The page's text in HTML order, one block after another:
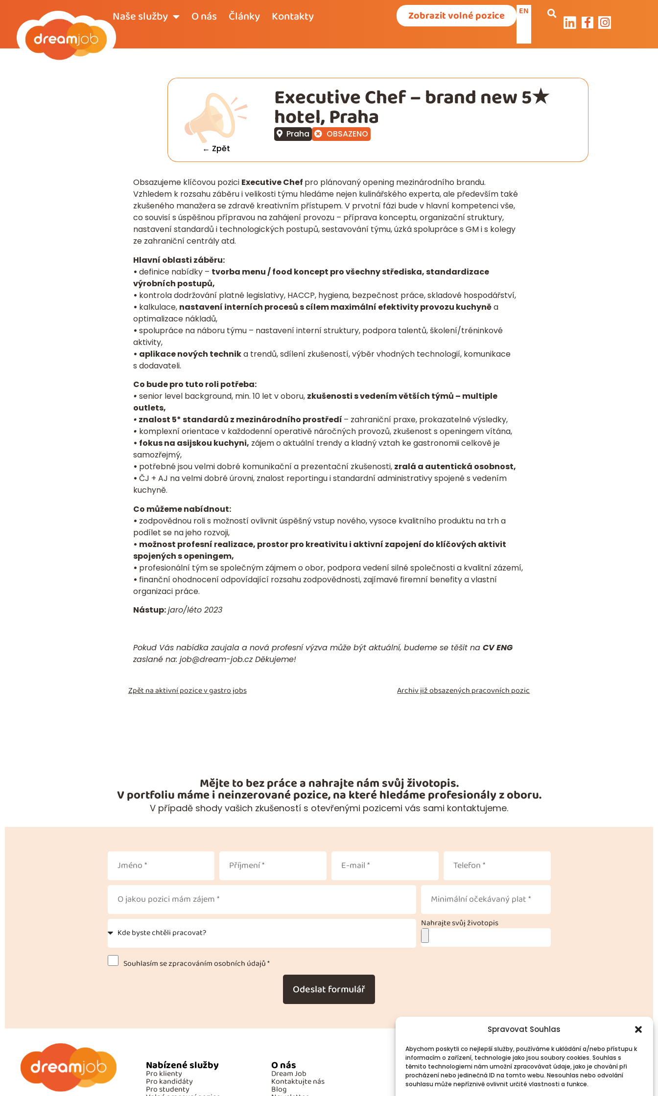
Spravovat Souhlas
Abychom poskytli co nejlepší služby, používáme k ukládání a/nebo přístupu k
informacím o zařízení, technologie jako jsou soubory cookies. Souhlas s
těmito technologiemi nám umožní zpracovávat údaje, jako je chování při
procházení nebo jedinečná ID na tomto webu. Nesouhlas nebo odvolání
souhlasu může nepříznivě ovlivnit určité vlastnosti a funkce.
Naše služby O nás Články Kontakty Zobrazit volné pozice EN
← Zpět
Executive Chef – brand new 5★
hotel, Praha
Praha OBSAZENO
Obsazujeme klíčovou pozici Executive Chef pro plánovaný opening mezinárodního brandu.
Vzhledem k rozsahu záběru i velikosti týmu hledáme nejen kulinářského experta, ale především také
zkušeného manažera se zdravě kreativním přístupem. V prvotní fázi bude v hlavní kompetenci vše,
co souvisí s úspěšnou přípravou na zahájení provozu – příprava konceptu, organizační struktury,
nastavení standardů i technologických postupů, sestavování týmu, úzká spolupráce s GM i s kolegy
ze zahraniční centrály atd.
Hlavní oblasti záběru:
• definice nabídky – tvorba menu / food koncept pro všechny střediska, standardizace
výrobních postupů,
• kontrola dodržování platné legislativy, HACCP, hygiena, bezpečnost práce, skladové hospodářství,
• kalkulace, nastavení interních procesů s cílem maximální efektivity provozu kuchyněa
optimalizace nákladů,
• spolupráce na náboru týmu – nastavení interní struktury, podpora talentů, školení/tréninkové
aktivity,
• aplikace nových technika trendů, sdílení zkušeností, výběr vhodných technologií, komunikace
s dodavateli.
Co bude pro tuto roli potřeba:
• senior level background, min. 10 let v oboru, zkušenosti s vedením větších týmů – multiple
outlets,
• znalost 5* standardů z mezinárodního prostředí – zahraniční praxe, prokazatelné výsledky,
• komplexní orientace v každodenní operativě náročných provozů, zkušenost s openingem vítána,
• fokus na asijskou kuchyni, zájem o aktuální trendy a kladný vztah ke gastronomii celkově je
samozřejmý,
• potřebné jsou velmi dobré komunikační a prezentační zkušenosti, zralá a autentická osobnost,
• ČJ + AJ na velmi dobré úrovni, znalost reportingu i standardní administrativy spojené s vedením
kuchyně.
Co můžeme nabídnout:
• zodpovědnou roli s možností ovlivnit úspěšný vstup nového, vysoce kvalitního produktu na trh a
podílet se na jeho rozvoji,
• možnost profesní realizace, prostor pro kreativitu i aktivní zapojení do klíčových aktivit
spojených s openingem,
• profesionální tým se společným zájmem o obor, podpora vedení silné společnosti a kvalitní zázemí,
• finanční ohodnocení odpovídající rozsahu zodpovědnosti, zajímavé firemní benefity a vlastní
organizaci práce.
Nástup:jaro/léto 2023
Pokud Vás nabídka zaujala a nová profesní výzva může být aktuální, budeme se těšit na CV ENG
zaslané na: job@dream-job.czDěkujeme!
Zpět na aktivní pozice vgastro jobs Archiv již obsazených pracovních pozic
Mějte to bez práce a nahrajte nám svůj životopis.
V portfoliu máme i neinzerované pozice, na které hledáme profesionály z oboru.
V případě shody vašich zkušeností s otevřenými pozicemi vás sami kontaktujeme.
Nahrajte svůj životopis
Souhlasím se zpracováním osobních údajů *
Odeslat formulář
Nabízené služby
Pro klienty
Pro kandidáty
Pro studenty
O nás
Dream Job
Kontaktujte nás
Blog
Povinné informace
GDPR
Cookies
Spojte se s námi!
Kontakty